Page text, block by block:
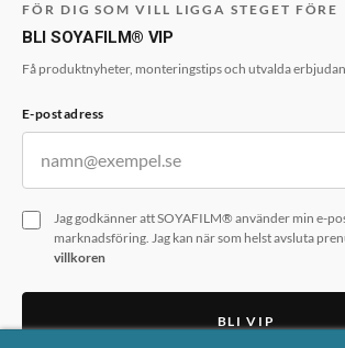
FÖR DIG SOM VILL LIGGA STEGET FÖRE
BLI SOYAFILM® VIP
Få produktnyheter, monteringstips och utvalda
E-postadress
Jag godkänner att SOYAFILM® använder min e-
marknadsföring. Jag kan när som helst avsluta
villkoren
BLI VIP